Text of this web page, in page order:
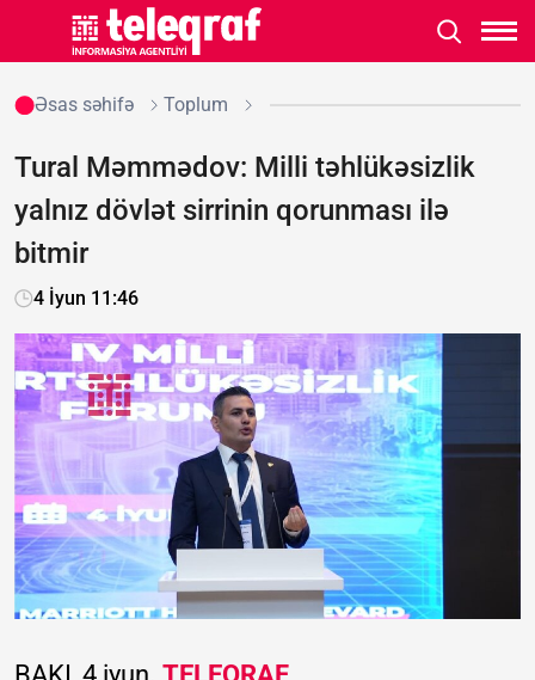
Əsas səhifə Toplum
Tural Məmmədov: Milli təhlükəsizlik
yalnız dövlət sirrinin qorunması ilə
bitmir
4 İyun 11:46
BAKI, 4 iyun. TELEQRAF